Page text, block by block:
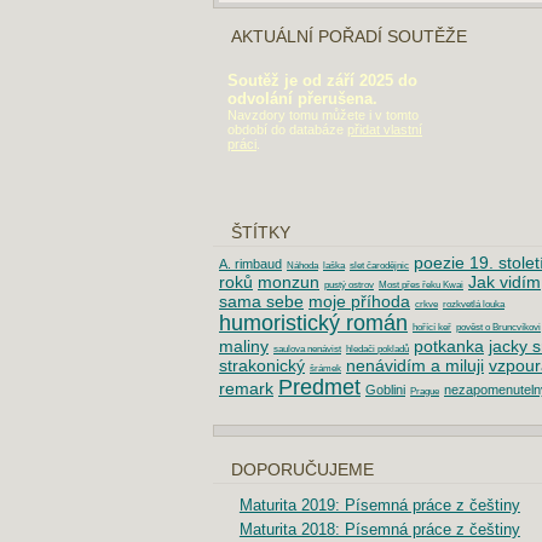
AKTUÁLNÍ POŘADÍ SOUTĚŽE
Soutěž je od září 2025 do
odvolání přerušena.
Navzdory tomu můžete i v tomto
období do databáze přidat vlastní
práci.
ŠTÍTKY
A. rimbaud Náhoda laška slet čarodějnic
poezie 19. století
roků monzun pustý ostrov Most přes řeku Kwai Jak vidím
sama sebe moje příhoda crkve rozkvetlá louka
humoristický román hořící keř pověst o Bruncvíkovi
maliny saulova nenávist hledači pokladů potkanka jacky
strakonický šrámek nenávidím a miluji
remark Predmet Goblini Prague
DOPORUČUJEME
Maturita 2019: Písemná práce z češtiny
Maturita 2018: Písemná práce z češtiny